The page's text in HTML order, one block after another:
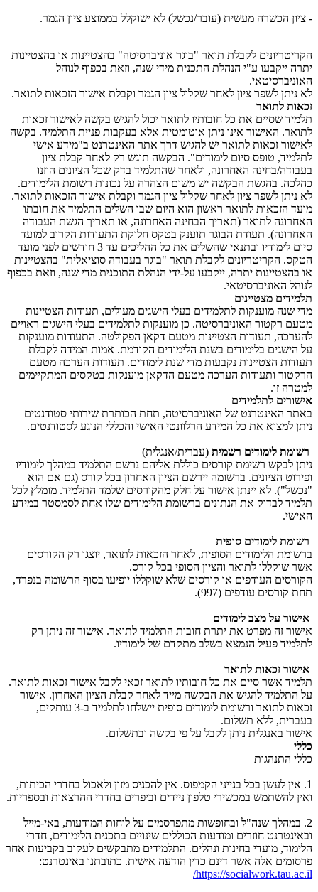
- ציון הכשרה מעשית (עובר/נכשל) לא ישוקלל בממוצע ציון הגמר.
הקריטריונים לקבלת תואר "בוגר אוניברסיטה" בהצטיינות או בהצטיינות
יתרה ייקבעו ע"י הנהלת התכנית מידי שנה, וזאת בכפוף לנוהל
האוניברסיטאי.
לא ניתן לשפר ציון לאחר שקלול ציון הגמר וקבלת אישור הזכאות לתואר.
זכאות לתואר
תלמיד שסיים את כל חובותיו לתואר יכול להגיש בקשה לאישור זכאות
לתואר. האישור אינו ניתן אוטומטית אלא בעקבות פניית התלמיד. בקשה
לאישור זכאות לתואר יש להגיש דרך אתר האינטרנט ב"מידע אישי
לתלמיד, טופס סיום לימודים". הבקשה תוגש רק לאחר קבלת ציון
בעבודה/בחינה האחרונה, ולאחר שהתלמיד בדק שכל הציונים הוזנו
כהלכה. בהגשת הבקשה יש משום הצהרה על נכונות רשומת הלימודים.
לא ניתן לשפר ציון לאחר שקלול ציון הגמר וקבלת אישור הזכאות לתואר.
מועד הזכאות לתואר ראשון הוא היום שבו השלים התלמיד את חובתו
האחרונה לתואר (תאריך הבחינה האחרונה, או תאריך הגשת העבודה
האחרונה). תעודת הבוגר תוענק בטקס חלוקת התעודות הקרוב למועד
סיום לימודיו ובתנאי שהשלים את כל ההליכים עד 3 חודשים לפני מועד
הטקס. הקריטריונים לקבלת תואר "בוגר בעבודה סוציאלית" בהצטיינות
או בהצטיינות יתרה, ייקבעו על-ידי הנהלת התוכנית מדי שנה, וזאת בכפוף
לנוהל האוניברסיטאי.
תלמידים מצטיינים
מדי שנה מוענקות לתלמידים בעלי הישגים מעולים, תעודות הצטיינות
מטעם רקטור האוניברסיטה. כן מוענקות לתלמידים בעלי הישגים ראויים
להערכה, תעודות הצטיינות מטעם דקאן הפקולטה. התעודות מוענקות
על הישגים בלימודים בשנת הלימודים הקודמת. אמות המידה לקבלת
תעודות הצטיינות נקבעות מדי שנת לימודים. תעודות הערכה מטעם
הרקטור ותעודות הערכה מטעם הדקאן מוענקות בטקסים המתקיימים
למטרה זו.
אישורים לתלמידים
באתר האינטרנט של האוניברסיטה, תחת הכותרת שירותי סטודנטים
ניתן למצוא את כל המידע הרלוונטי האישי והכללי הנוגע לסטודנטים.
רשומת לימודים רשמית (עברית/אנגלית)
ניתן לבקש רשימת קורסים כוללת אליהם נרשם התלמיד במהלך לימודיו
ופירוט הציונים. ברשומה יירשם הציון האחרון בכל קורס (גם אם הוא
"נכשל"). לא יינתן אישור על חלק מהקורסים שלמד התלמיד. מומלץ לכל
תלמיד לבדוק את הנתונים ברשומת הלימודים שלו אחת לסמסטר במידע
האישי.
רשומת לימודים סופית
ברשומת הלימודים הסופית, לאחר הזכאות לתואר, יוצגו רק הקורסים
אשר שוקללו לתואר והציון הסופי בכל קורס.
הקורסים העודפים או קורסים שלא שוקללו יופיעו בסוף הרשומה בנפרד,
תחת קורסים עודפים (997).
אישור על מצב לימודים
אישור זה מפרט את יתרת חובות התלמיד לתואר. אישור זה ניתן רק
לתלמיד פעיל הנמצא בשלב מתקדם של לימודיו.
אישור זכאות לתואר
תלמיד אשר סיים את כל חובותיו לתואר זכאי לקבל אישור זכאות לתואר.
על התלמיד להגיש את הבקשה מייד לאחר קבלת הציון האחרון. אישור
זכאות לתואר ורשומת לימודים סופית יישלחו לתלמיד ב-3 עותקים,
בעברית, ללא תשלום.
אישור באנגלית ניתן לקבל על פי בקשה ובתשלום.
כללי
כללי התנהגות
1. אין לעשן בכל בנייני הקמפוס. אין להכניס מזון ולאכול בחדרי הכיתות,
ואין להשתמש במכשירי טלפון ניידים וביפרים בחדרי ההרצאות ובספריות.
2. במהלך שנה"ל ובחופשות מתפרסמים על לוחות המודעות, באי-מייל
ובאינטרנט חוזרים ומודעות הכוללים שינויים בתכנית הלימודים, חדרי
הלימוד, מועדי בחינות ונהלים. התלמידים מתבקשים לעקוב בקביעות אחר
פרסומים אלה אשר דינם כדין הודעה אישית. כתובתנו באינטרנט:
https://socialwork.tau.ac.il/